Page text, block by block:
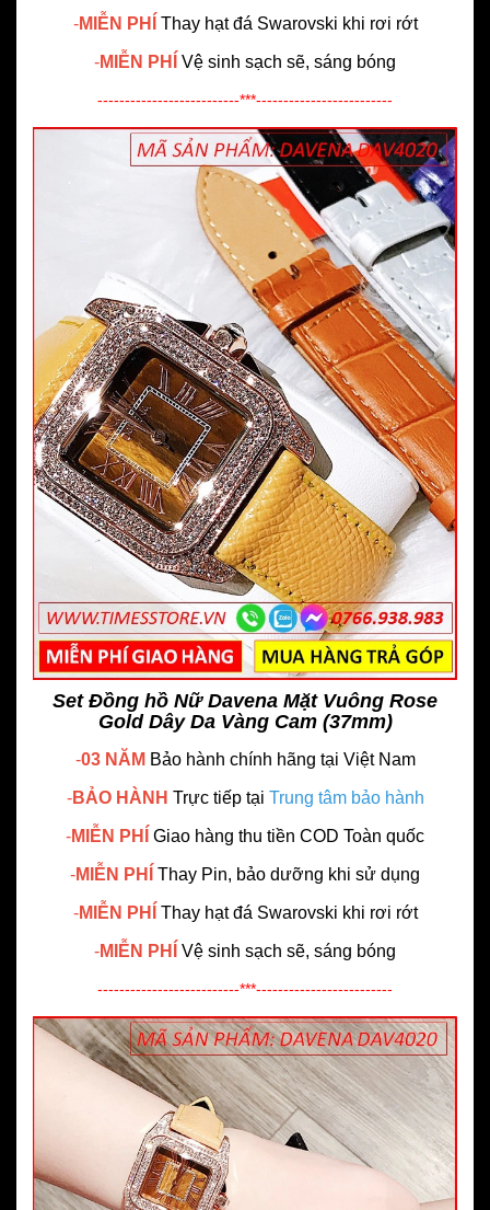
-MIỄN PHÍ Thay hạt đá Swarovski khi rơi rớt
-MIỄN PHÍ Vệ sinh sạch sẽ, sáng bóng
--------------------------***-------------------------
Set Đồng hồ Nữ Davena Mặt Vuông Rose
Gold Dây Da Vàng Cam (37mm)
-03 NĂM Bảo hành chính hãng tại Việt Nam
-BẢO HÀNH Trực tiếp tại Trung tâm bảo hành
-MIỄN PHÍ Giao hàng thu tiền COD Toàn quốc
-MIỄN PHÍ Thay Pin, bảo dưỡng khi sử dụng
-MIỄN PHÍ Thay hạt đá Swarovski khi rơi rớt
-MIỄN PHÍ Vệ sinh sạch sẽ, sáng bóng
--------------------------***-------------------------